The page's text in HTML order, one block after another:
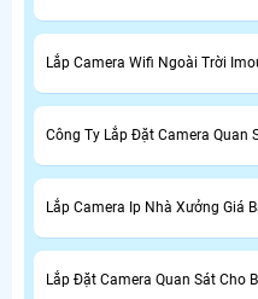
Lắp Camera Wifi Ngoài Trời
Công Ty Lắp Đặt Camera Quan
Lắp Camera Ip Nhà Xưởng Giá
Lắp Đặt Camera Quan Sát Cho